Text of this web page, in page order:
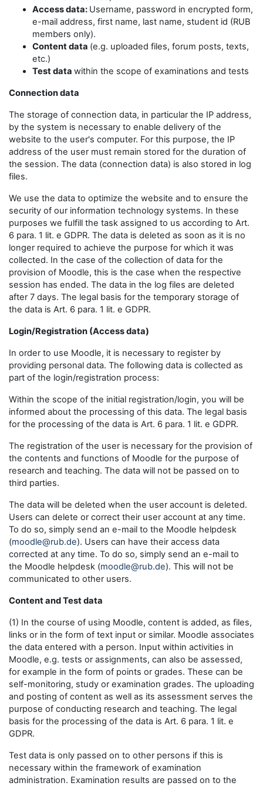
Access data: Username, password in encrypted form,
e-mail address, first name, last name, student id (RUB
members only).
Content data (e.g. uploaded files, forum posts, texts,
etc.)
Test data within the scope of examinations and tests
Connection data
The storage of connection data, in particular the IP address,
by the system is necessary to enable delivery of the
website to the user's computer. For this purpose, the IP
address of the user must remain stored for the duration of
the session. The data (connection data) is also stored in log
files.
We use the data to optimize the website and to ensure the
security of our information technology systems. In these
purposes we fulfill the task assigned to us according to Art.
6 para. 1 lit. e GDPR. The data is deleted as soon as it is no
longer required to achieve the purpose for which it was
collected. In the case of the collection of data for the
provision of Moodle, this is the case when the respective
session has ended. The data in the log files are deleted
after 7 days. The legal basis for the temporary storage of
the data is Art. 6 para. 1 lit. e GDPR.
Login/Registration (Access data)
In order to use Moodle, it is necessary to register by
providing personal data. The following data is collected as
part of the login/registration process:
Within the scope of the initial registration/login, you will be
informed about the processing of this data. The legal basis
for the processing of the data is Art. 6 para. 1 lit. e GDPR.
The registration of the user is necessary for the provision of
the contents and functions of Moodle for the purpose of
research and teaching. The data will not be passed on to
third parties.
The data will be deleted when the user account is deleted.
Users can delete or correct their user account at any time.
To do so, simply send an e-mail to the Moodle helpdesk
(moodle@rub.de). Users can have their access data
corrected at any time. To do so, simply send an e-mail to
the Moodle helpdesk (moodle@rub.de). This will not be
communicated to other users.
Content and Test data
(1) In the course of using Moodle, content is added, as files,
links or in the form of text input or similar. Moodle associates
the data entered with a person. Input within activities in
Moodle, e.g. tests or assignments, can also be assessed,
for example in the form of points or grades. These can be
self-monitoring, study or examination grades. The uploading
and posting of content as well as its assessment serves the
purpose of conducting research and teaching. The legal
basis for the processing of the data is Art. 6 para. 1 lit. e
GDPR.
Test data is only passed on to other persons if this is
necessary within the framework of examination
administration. Examination results are passed on to the